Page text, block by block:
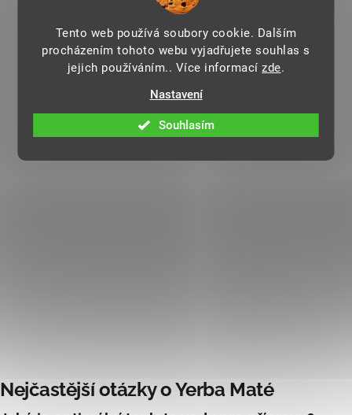
Tento web používá soubory cookie. Dalším
procházením tohoto webu vyjadřujete souhlas s
jejich používáním.. Více informacízde.
Nastavení
Souhlasím
Nejčastější otázky o Yerba Maté